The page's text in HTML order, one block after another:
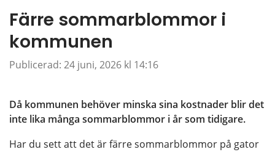
Färre sommarblommor i
kommunen
Publicerad: 24 juni, 2026 kl 14:16
Då kommunen behöver minska sina kostnader blir det
inte lika många sommarblommor i år som tidigare.
Har du sett att det är färre sommarblommor på gator